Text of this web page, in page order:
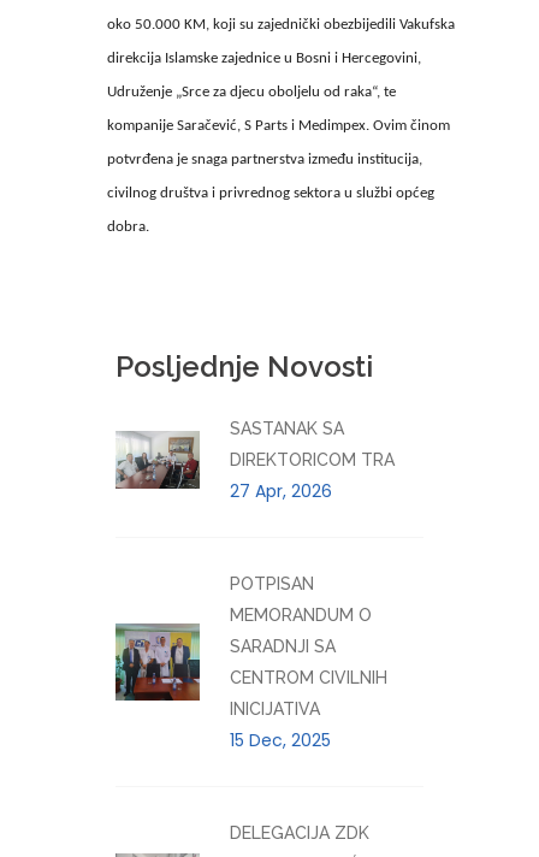
oko 50.000 KM, koji su zajednički obezbijedili Vakufska
direkcija Islamske zajednice u Bosni i Hercegovini,
Udruženje „Srce za djecu oboljelu od raka“, te
kompanije Saračević, S Parts i Medimpex. Ovim činom
potvrđena je snaga partnerstva između institucija,
civilnog društva i privrednog sektora u službi općeg
dobra.
Posljednje Novosti
SASTANAK SA
DIREKTORICOM TRA
27 Apr, 2026
POTPISAN
MEMORANDUM O
SARADNJI SA
CENTROM CIVILNIH
INICIJATIVA
15 Dec, 2025
DELEGACIJA ZDK